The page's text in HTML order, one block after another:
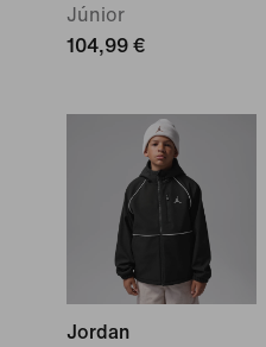
Júnior
104,99 €
Jordan